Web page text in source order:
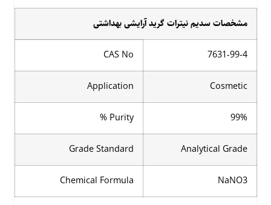
مشخصات سدیم نیترات گرید آرایشی بهداشتی
7631-99-4
CAS No
Cosmetic
Application
99%
Purity %
Analytical Grade
Grade Standard
NaNO3
Chemical Formula